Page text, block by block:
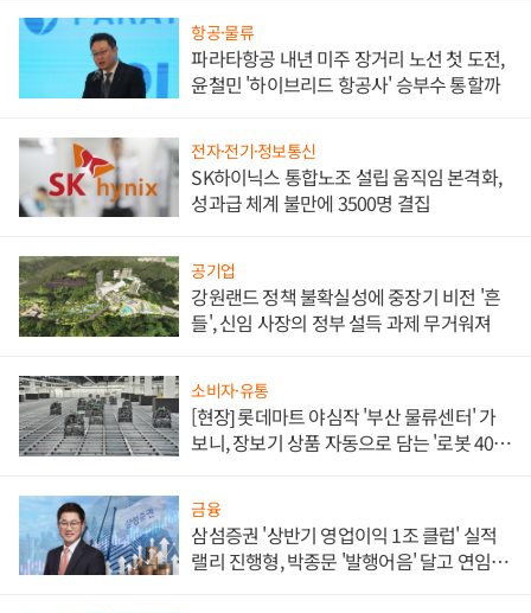
항공·물류
파라타항공 내년 미주 장거리 노선 첫 도전,
윤철민 '하이브리드 항공사' 승부수 통할까
전자·전기·정보통신
SK하이닉스 통합노조 설립 움직임 본격화,
성과급 체계 불만에 3500명 결집
공기업
강원랜드 정책 불확실성에 중장기 비전 '흔
들', 신임 사장의 정부 설득 과제 무거워져
소비자·유통
[현장] 롯데마트 야심작 '부산 물류센터' 가
보니, 장보기 상품 자동으로 담는 '로봇 400
금융
삼섬증권 '상반기 영업이익 1조 클럽' 실적
랠리 진행형, 박종문 '발행어음' 달고 연임 향